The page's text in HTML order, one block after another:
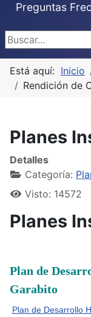
Preguntas
Buscar...
Está aquí: Inicio
Rendición de
Planes
Detalles
Categoría:
Visto: 14572
Planes
Plan de
Garabito
Plan de Desarrollo